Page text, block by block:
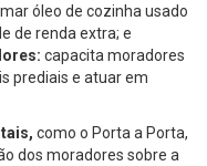
óleo de cozinha usado
de renda extra; e
capacita moradores
prediais e atuar em
como o Porta a Porta,
dos moradores sobre a